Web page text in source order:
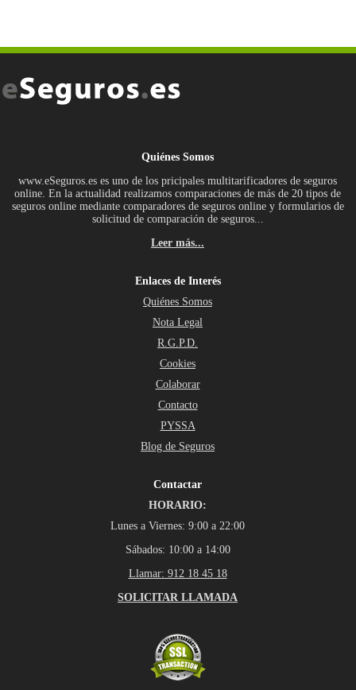
Quiénes Somos
www.eSeguros.es es uno de los pricipales multitarificadores de seguros
online. En la actualidad realizamos comparaciones de más de 20 tipos de
seguros online mediante comparadores de seguros online y formularios de
solicitud de comparación de seguros...
Leer más...
Enlaces de Interés
Quiénes Somos
Nota Legal
R.G.P.D.
Cookies
Colaborar
Contacto
PYSSA
Blog de Seguros
Contactar
HORARIO:
Lunes a Viernes: 9:00 a 22:00
Sábados: 10:00 a 14:00
Llamar: 912 18 45 18
SOLICITAR LLAMADA